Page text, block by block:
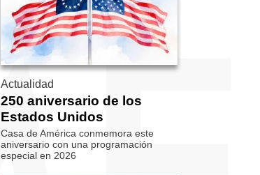
Actualidad
250 aniversario de los
Estados Unidos
Casa de América conmemora este
aniversario con una programación
especial en 2026